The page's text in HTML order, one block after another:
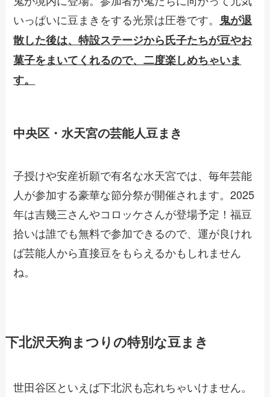
いっぱいに豆まきをする光景は圧巻です。 鬼が退
散した後は、特設ステージから氏子たちが豆やお
菓子をまいてくれるので、二度楽しめちゃいま
す。
中央区・水天宮の芸能人豆まき
子授けや安産祈願で有名な水天宮では、毎年芸能
人が参加する豪華な節分祭が開催されます。2025
年は吉幾三さんやコロッケさんが登場予定！福豆
拾いは誰でも無料で参加できるので、運が良けれ
ば芸能人から直接豆をもらえるかもしれません
ね。
下北沢天狗まつりの特別な豆まき
世田谷区といえば下北沢も忘れちゃいけません。